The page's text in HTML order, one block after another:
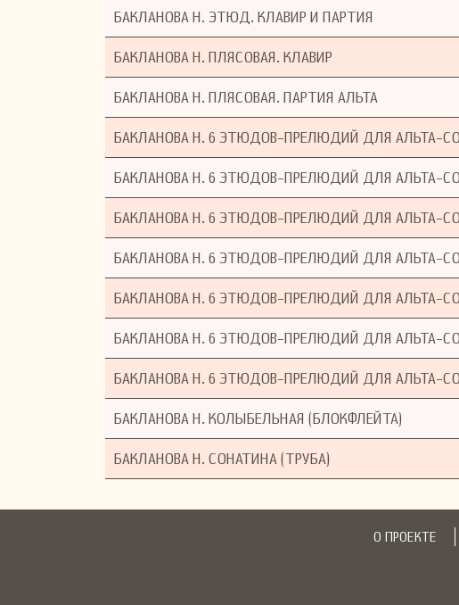
БАКЛАНОВА Н. ЭТЮД. КЛАВИР И ПАРТИЯ
БАКЛАНОВА Н. ПЛЯСОВАЯ. КЛАВИР
БАКЛАНОВА Н. ПЛЯСОВАЯ. ПАРТИЯ АЛЬТА
БАКЛАНОВА Н. 6 ЭТЮДОВ-ПРЕЛЮДИЙ ДЛЯ АЛЬТА-
БАКЛАНОВА Н. 6 ЭТЮДОВ-ПРЕЛЮДИЙ ДЛЯ АЛЬТА-
БАКЛАНОВА Н. 6 ЭТЮДОВ-ПРЕЛЮДИЙ ДЛЯ АЛЬТА-
БАКЛАНОВА Н. 6 ЭТЮДОВ-ПРЕЛЮДИЙ ДЛЯ АЛЬТА-
БАКЛАНОВА Н. 6 ЭТЮДОВ-ПРЕЛЮДИЙ ДЛЯ АЛЬТА-
БАКЛАНОВА Н. 6 ЭТЮДОВ-ПРЕЛЮДИЙ ДЛЯ АЛЬТА-
БАКЛАНОВА Н. 6 ЭТЮДОВ-ПРЕЛЮДИЙ ДЛЯ АЛЬТА-
БАКЛАНОВА Н. КОЛЫБЕЛЬНАЯ (БЛОКФЛЕЙТА)
БАКЛАНОВА Н. СОНАТИНА (ТРУБА)
О ПРОЕКТЕ